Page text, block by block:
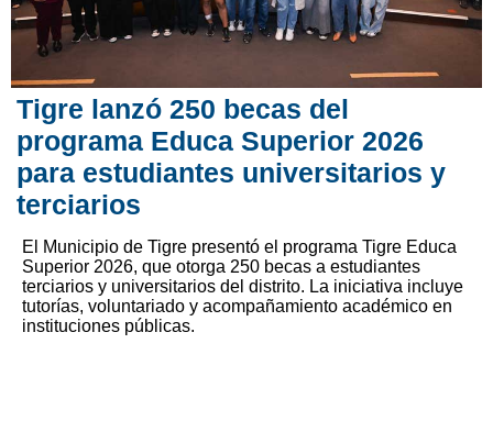
Tigre lanzó 250 becas del
programa Educa Superior 2026
para estudiantes universitarios y
terciarios
El Municipio de Tigre presentó el programa Tigre Educa
Superior 2026, que otorga 250 becas a estudiantes
terciarios y universitarios del distrito. La iniciativa incluye
tutorías, voluntariado y acompañamiento académico en
instituciones públicas.